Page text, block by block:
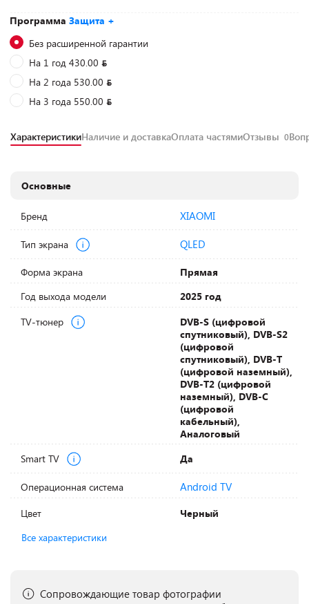
Программа Защита +
Без расширенной гарантии
На 1 год 430.00
На 2 года 530.00
На 3 года 550.00
ХарактеристикиНаличие и доставкаОплата частямиОтзывы 0
Основные
Бренд XIAOMI
Тип экрана QLED
Форма экрана
Прямая
Год выхода модели
2025 год
TV-тюнер
DVB-S (цифровой
спутниковый), DVB-S2
(цифровой
спутниковый), DVB-T
(цифровой наземный),
DVB-T2 (цифровой
наземный), DVB-С
(цифровой
кабельный),
Аналоговый
Smart TV
Да
Операционная система Android TV
Цвет
Черный
Все характеристики
Сопровождающие товар фотографии